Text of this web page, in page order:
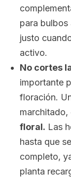
para bulbos
justo
activo.
No cortes
importante
floración.
marchitado,
floral. Las
hasta que
completo,
planta